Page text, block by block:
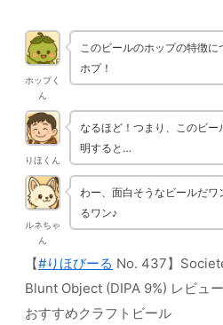
ホップく
ん
このビールのホップの特徴
ホプ！
りほくん
なるほど！つまり、このビ
明すると…
ルネちゃ
ん
わー、面白そうなビールだ
るワン♪
【#りほびーる No. 437】
Blunt Object (DIPA 9%) レビュー
おすすめクラフトビール